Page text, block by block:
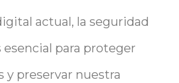
actual, la seguridad
para proteger
y preservar nuestra